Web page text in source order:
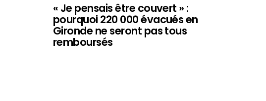
« Je pensais être couvert » :
pourquoi 220 000 évacués en
Gironde ne seront pas tous
remboursés